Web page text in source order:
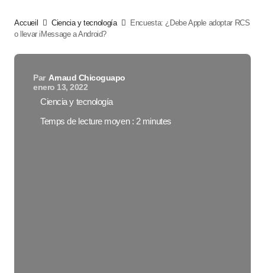
Accueil Ciencia y tecnología
Encuesta: ¿Debe Apple adoptar RCS
o llevar iMessage a Android?
Par Arnaud Chicoguapo
enero 13, 2022
Ciencia y tecnología
Temps de lecture moyen : 2 minutes